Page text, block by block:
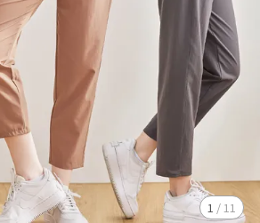
1 / 11